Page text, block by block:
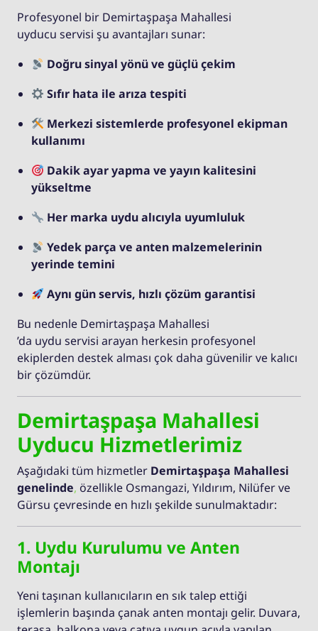
Profesyonel bir Demirtaşpaşa Mahallesi
uyducu servisi şu avantajları sunar:
Doğru sinyal yönü ve güçlü çekim
Sıfır hata ile arıza tespiti
Merkezi sistemlerde profesyonel ekipman
kullanımı
Dakik ayar yapma ve yayın kalitesini
yükseltme
Her marka uydu alıcıyla uyumluluk
Yedek parça ve anten malzemelerinin
yerinde temini
Aynı gün servis, hızlı çözüm garantisi
Bu nedenle Demirtaşpaşa Mahallesi
’da uydu servisi arayan herkesin profesyonel
ekiplerden destek alması çok daha güvenilir ve kalıcı
bir çözümdür.
Demirtaşpaşa Mahallesi
Uyducu Hizmetlerimiz
Aşağıdaki tüm hizmetler Demirtaşpaşa Mahallesi
genelinde, özellikle Osmangazi, Yıldırım, Nilüfer ve
Gürsu çevresinde en hızlı şekilde sunulmaktadır:
1. Uydu Kurulumu ve Anten
Montajı
Yeni taşınan kullanıcıların en sık talep ettiği
işlemlerin başında çanak anten montajı gelir. Duvara,